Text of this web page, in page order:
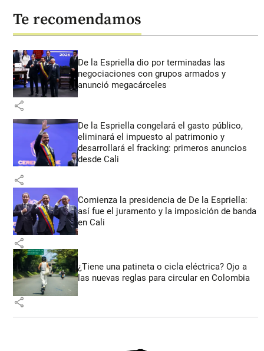
Te recomendamos
De la Espriella dio por terminadas las
negociaciones con grupos armados y
anunció megacárceles
share
De la Espriella congelará el gasto público,
eliminará el impuesto al patrimonio y
desarrollará el fracking: primeros anuncios
desde Cali
share
Comienza la presidencia de De la Espriella:
así fue el juramento y la imposición de banda
en Cali
share
¿Tiene una patineta o cicla eléctrica? Ojo a
las nuevas reglas para circular en Colombia
share